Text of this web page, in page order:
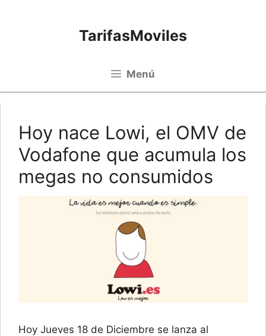
TarifasMoviles
Menú
Hoy nace Lowi, el OMV de
Vodafone que acumula los
megas no consumidos
Hoy Jueves 18 de Diciembre se lanza al